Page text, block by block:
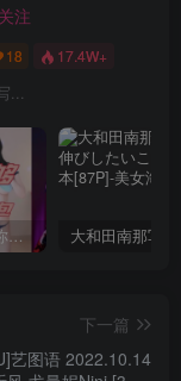
关注
18 17.4W+
...
【放个大招 秀给你】赞助VIP，全站无限制任意下载巨量福利资源打包！【VIP优惠中】
下一篇
艺图语 2022.10.14